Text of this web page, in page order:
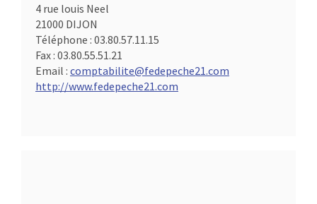
4 rue louis Neel
21000 DIJON
Téléphone : 03.80.57.11.15
Fax : 03.80.55.51.21
Email : comptabilite@fedepeche21.com
http://www.fedepeche21.com